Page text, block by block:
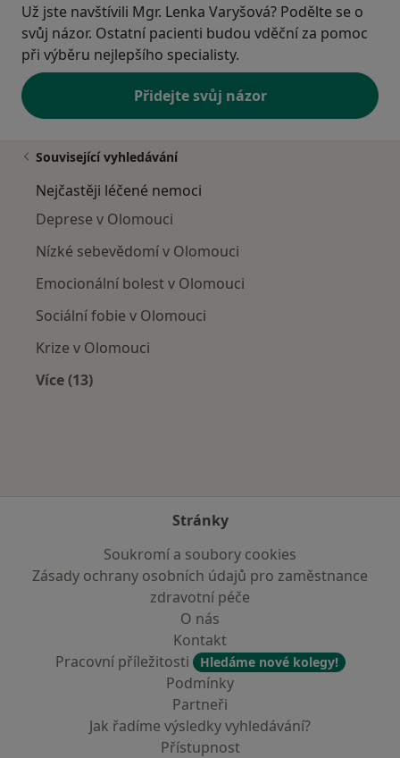
Už jste navštívili Mgr. Lenka Varyšová? Podělte se o
svůj názor. Ostatní pacienti budou vděční za pomoc
při výběru nejlepšího specialisty.
Přidejte svůj názor
Související vyhledávání
Nejčastěji léčené nemoci
Deprese v Olomouci
Nízké sebevědomí v Olomouci
Emocionální bolest v Olomouci
Sociální fobie v Olomouci
Krize v Olomouci
Více (13)
Stránky
Soukromí a soubory cookies
Zásady ochrany osobních údajů pro zaměstnance
zdravotní péče
O nás
Kontakt
Pracovní příležitosti
Hledáme nové kolegy!
Podmínky
Partneři
Jak řadíme výsledky vyhledávání?
Přístupnost